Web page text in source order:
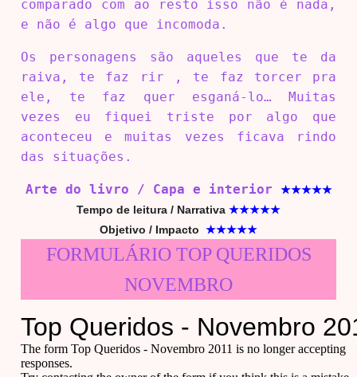
comparado com ao resto isso não é nada,
e não é algo que incomoda.
Os personagens são aqueles que te da
raiva, te faz rir , te faz torcer pra
ele, te faz quer esganá-lo… Muitas
vezes eu fiquei triste por algo que
aconteceu e muitas vezes ficava rindo
das situações.
Arte do livro / Capa e interior ★★★★★
Tempo de leitura / Narrativa ★★★★★
Objetivo / Impacto ★★★★★
FORMULÁRIO TOP QUERIDOS
NOVEMBRO